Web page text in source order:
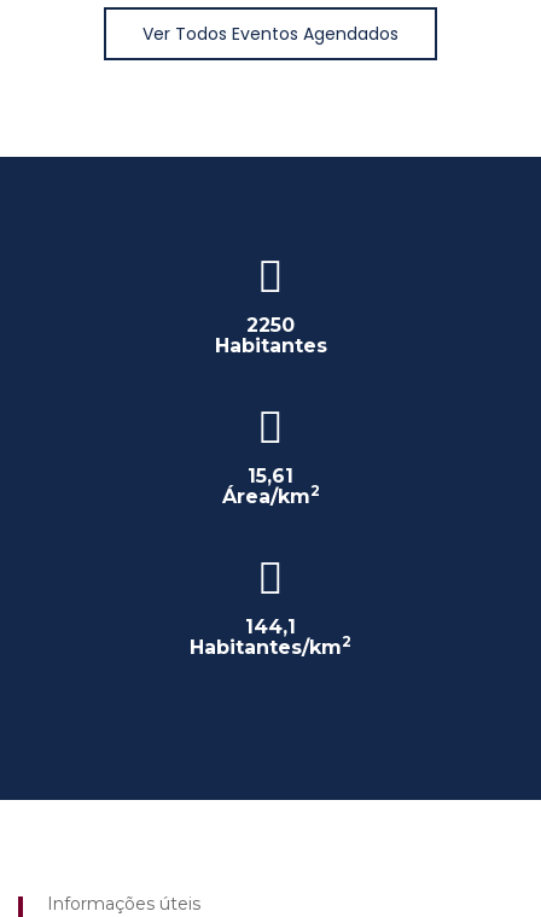
Ver Todos Eventos Agendados
2250
Habitantes
15,61
Área/km2
144,1
Habitantes/km2
Informações úteis